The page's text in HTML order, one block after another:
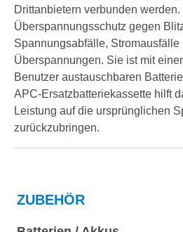
Drittanbietern verbunden
Überspannungsschutz gegen
Spannungsabfälle, Stromausfälle
Überspannungen. Sie ist mit
Benutzer austauschbaren
APC-Ersatzbatteriekassette hilft
Leistung auf die ursprünglichen
zurückzubringen.
ZUBEHÖR